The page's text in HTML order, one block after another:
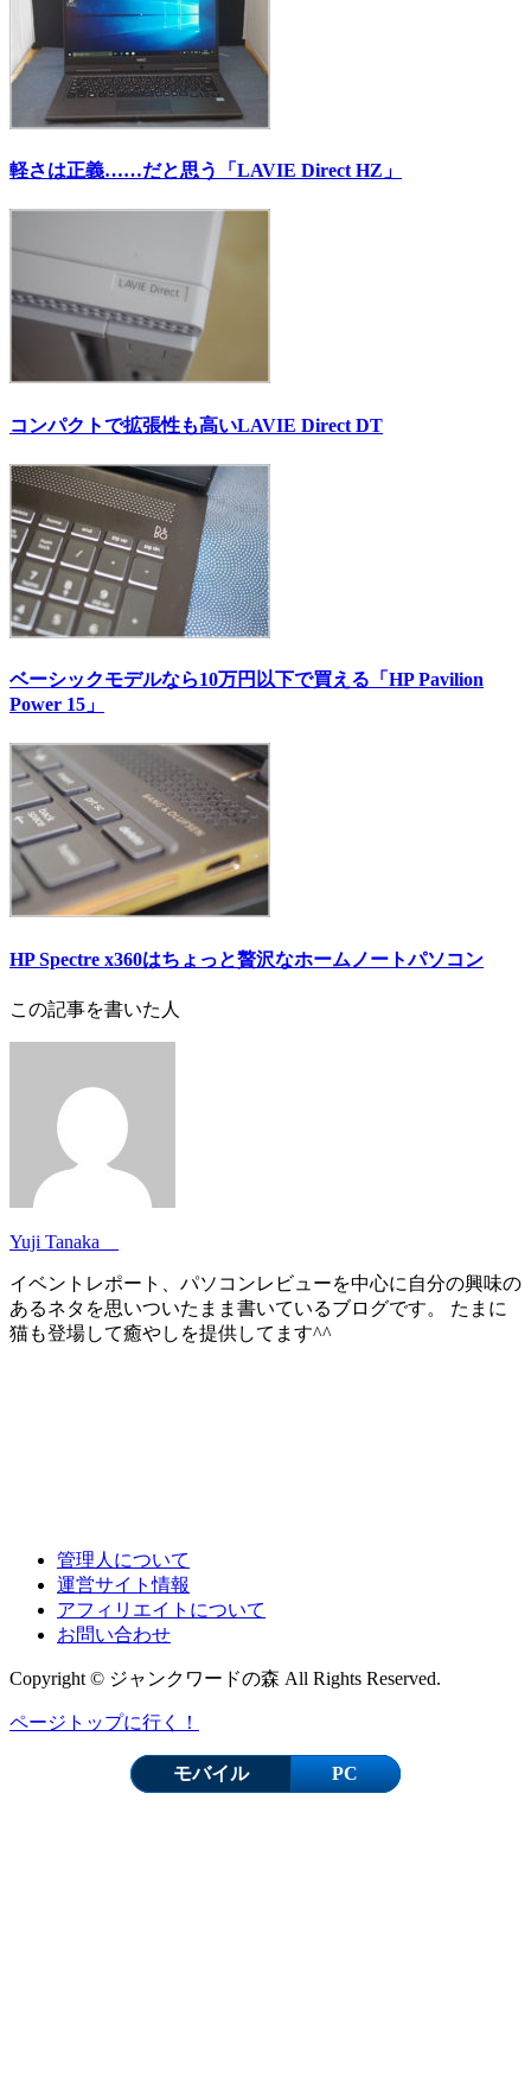
軽さは正義……だと思う「LAVIE Direct HZ」
コンパクトで拡張性も高いLAVIE Direct DT
ベーシックモデルなら10万円以下で買える「HP Pavilion
Power 15」
HP Spectre x360はちょっと贅沢なホームノートパソコン
この記事を書いた人
Yuji Tanaka
イベントレポート、パソコンレビューを中心に自分の興味の
あるネタを思いついたまま書いているブログです。 たまに
猫も登場して癒やしを提供してます^^
管理人について
運営サイト情報
アフィリエイトについて
お問い合わせ
Copyright © ジャンクワードの森 All Rights Reserved.
ページトップに行く！
モバイル PC